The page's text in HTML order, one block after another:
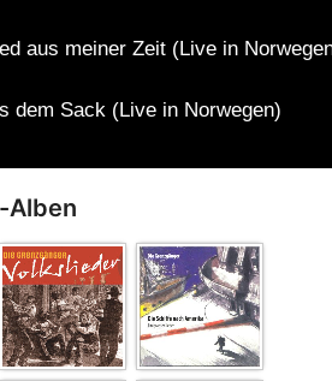
aus meiner Zeit (Live in
dem Sack (Live in Norwegen)
Alben